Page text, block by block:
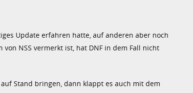
Update erfahren hatte, auf anderen aber noch
NSS vermerkt ist, hat DNF in dem Fall nicht
Stand bringen, dann klappt es auch mit dem